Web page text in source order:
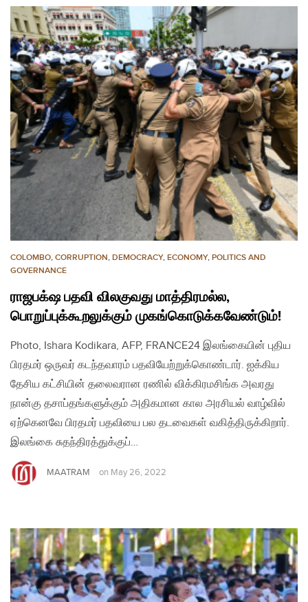
COLOMBO, CORRUPTION, DEMOCRACY, ECONOMY, POLITICS AND
GOVERNANCE
ராஜபக்‌ஷ பதவி விலகுவது மாத்திரமல்ல,
பொறுப்புக்கூறலுக்கும் முகங்கொடுக்கவேண்டும்!
Photo, Ishara Kodikara, AFP, FRANCE24 இலங்கையின் புதிய
பிரதமர் ஒருவர் கடந்தவாரம் பதவியேற்றுக்கொண்டார். ஐக்கிய
தேசிய கட்சியின் தலைவரான ரணில் விக்கிரமசிங்க அவரது
நான்கு தசாப்தங்களுக்கும் அதிகமான கால அரசியல் வாழ்வில்
ஏற்கெனவே பிரதமர் பதவியை பல தடவைகள் வகித்திருக்கிறார்.
இலங்கை சுதந்திரத்துக்குப்…
MAATRAM on May 26, 2022